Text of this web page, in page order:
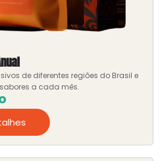
de diferentes regiões do Brasil e
a cada mês.